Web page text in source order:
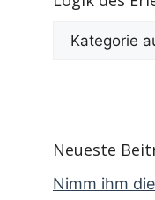
Logik
Neueste
Nimm ihm